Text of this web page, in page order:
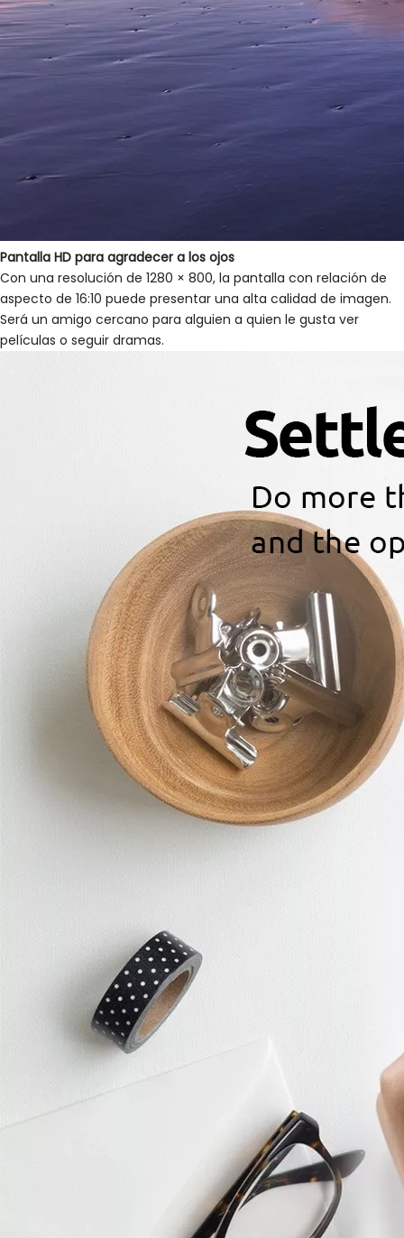
Pantalla HD para agradecer a los ojos
Con una resolución de 1280 × 800, la pantalla con relación de
aspecto de 16:10 puede presentar una alta calidad de imagen.
Será un amigo cercano para alguien a quien le gusta ver
películas o seguir dramas.